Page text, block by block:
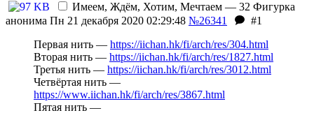
Имеем, Ждём, Хотим, Мечтаем — 32 Фигурка
анонима Пн 21 декабря 2020 02:29:48 №26341
#1
Первая нить — https://iichan.hk/fi/arch/res/304.html
Вторая нить — https://iichan.hk/fi/arch/res/1827.html
Третья нить — https://iichan.hk/fi/arch/res/3012.html
Четвёртая нить —
https://www.iichan.hk/fi/arch/res/3867.html
Пятая нить —